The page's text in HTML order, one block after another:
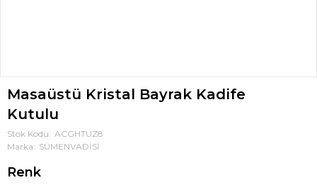
Masaüstü Kristal Bayrak Kadife
Kutulu
Stok Kodu ACGHTUZ8
Marka
SÜMENVADİSİ
Renk